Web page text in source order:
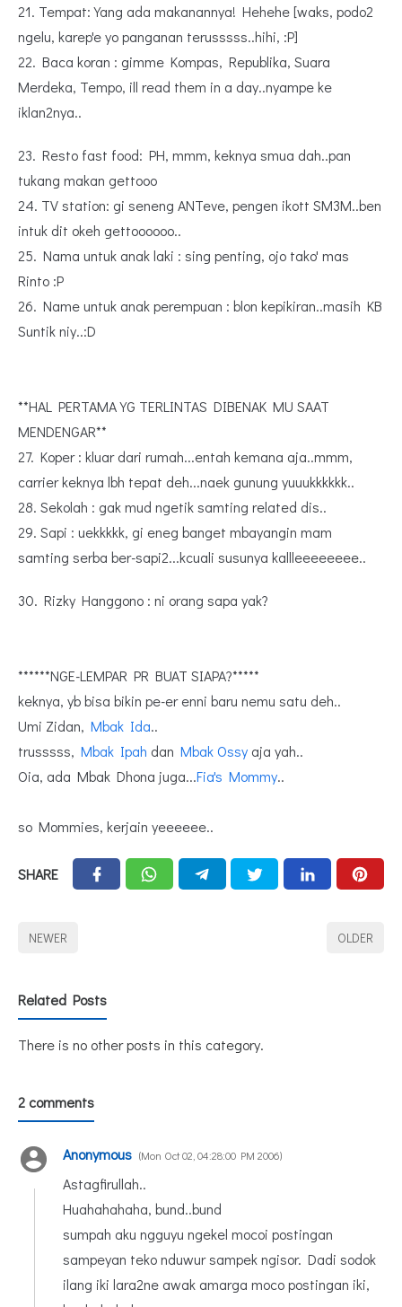
21. Tempat: Yang ada makanannya! Hehehe [waks, podo2
ngelu, karep'e yo panganan terusssss..hihi, :P]
22. Baca koran : gimme Kompas, Republika, Suara
Merdeka, Tempo, ill read them in a day..nyampe ke
iklan2nya..
23. Resto fast food: PH, mmm, keknya smua dah..pan
tukang makan gettooo
24. TV station: gi seneng ANTeve, pengen ikott SM3M..ben
intuk dit okeh gettoooooo..
25. Nama untuk anak laki : sing penting, ojo tako' mas
Rinto :P
26. Name untuk anak perempuan : blon kepikiran..masih KB
Suntik niy..:D
**HAL PERTAMA YG TERLINTAS DIBENAK MU SAAT
MENDENGAR**
27. Koper : kluar dari rumah...entah kemana aja..mmm,
carrier keknya lbh tepat deh...naek gunung yuuukkkkkk..
28. Sekolah : gak mud ngetik samting related dis..
29. Sapi : uekkkkk, gi eneg banget mbayangin mam
samting serba ber-sapi2...kcuali susunya kallleeeeeeee..
30. Rizky Hanggono : ni orang sapa yak?
******NGE-LEMPAR PR BUAT SIAPA?*****
keknya, yb bisa bikin pe-er enni baru nemu satu deh..
Umi Zidan, Mbak Ida..
trusssss, Mbak Ipah dan Mbak Ossy aja yah..
Oia, ada Mbak Dhona juga...Fia's Mommy..
so Mommies, kerjain yeeeeee..
SHARE
NEWER OLDER
Related Posts
There is no other posts in this category.
2 comments
Anonymous Mon Oct 02, 04:28:00 PM 2006
Astagfirullah..
Huahahahaha, bund..bund
sumpah aku ngguyu ngekel mocoi postingan
sampeyan teko nduwur sampek ngisor. Dadi sodok
ilang iki lara2ne awak amarga moco postingan iki,